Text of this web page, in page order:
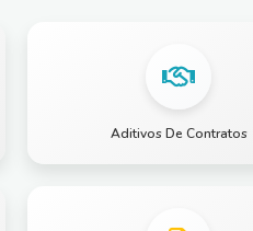
Aditivos De Contratos